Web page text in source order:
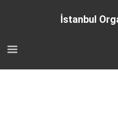
İstanbul